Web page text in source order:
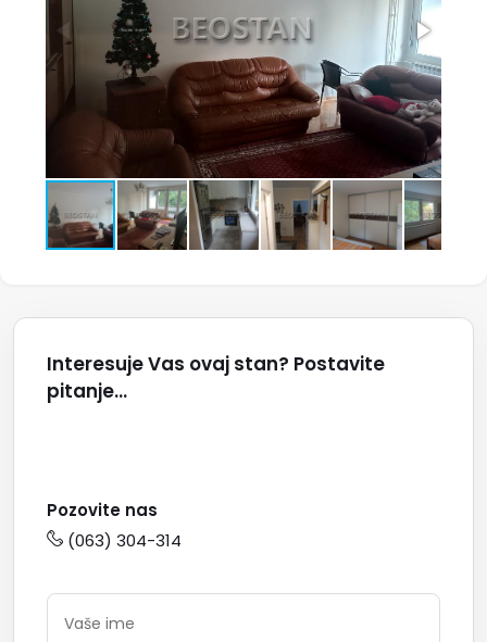
Interesuje Vas ovaj stan? Postavite
pitanje...
Pozovite nas
(063) 304-314